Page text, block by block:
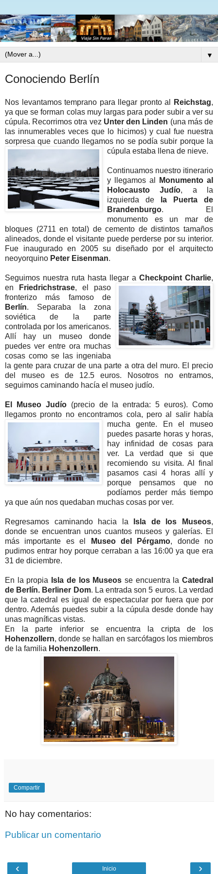
▼
Conociendo Berlín
Nos levantamos temprano para llegar pronto al Reichstag,
ya que se forman colas muy largas para poder subir a ver su
cúpula. Recorrimos otra vez Unter den Linden (una más de
las innumerables veces que lo hicimos) y cual fue nuestra
sorpresa que cuando llegamos no se podía subir porque la
cúpula estaba llena de nieve.
Continuamos nuestro itinerario
y llegamos al
Monumento al
Holocausto Judío, a la
izquierda de
la Puerta de
Brandenburgo. El
monumento es un mar de
bloques (2711 en total) de cemento de distintos tamaños
alineados, donde el visitante puede perderse por su interior.
Fue inaugurado en 2005 su diseñado por el arquitecto
neoyorquino Peter Eisenman.
Seguimos nuestra ruta hasta llegar a Checkpoint Charlie,
en
Friedrichstrase, el paso
fronterizo más famoso de
Berlín. Separaba la zona
soviética de la parte
controlada por los americanos.
Allí hay un museo donde
puedes ver entre ora muchas
cosas como se las ingeniaba
la gente para cruzar de una parte a otra del muro. El precio
del museo es de 12.5 euros. Nosotros no entramos,
seguimos caminando hacía el museo judío.
El Museo Judío(precio de la entrada: 5 euros). Como
llegamos pronto no encontramos cola, pero al salir había
mucha gente. En el museo
puedes pasarte horas y horas,
hay infinidad de cosas para
ver. La verdad que si que
recomiendo su visita. Al final
pasamos casi 4 horas allí y
porque pensamos que no
podíamos perder más tiempo
ya que aún nos quedaban muchas cosas por ver.
Regresamos caminando hacia la Isla de los Museos,
donde se encuentran unos cuantos museos y galerías. El
más importante es el
Museo del Pérgamo, donde no
pudimos entrar hoy porque cerraban a las 16:00 ya que era
31 de diciembre.
En la propia Isla de los Museos se encuentra laCatedral
de Berlín. Berliner Dom. La entrada son 5 euros. La verdad
que la catedral es igual de espectacular por fuera que por
dentro. Además puedes subir a la cúpula desde donde hay
unas magníficas vistas.
En la parte inferior se encuentra la cripta de los
Hohenzollern, donde se hallan en sarcófagos los miembros
de la familia Hohenzollern.
Compartir
No hay comentarios:
Publicar un comentario
‹ ›
Inicio